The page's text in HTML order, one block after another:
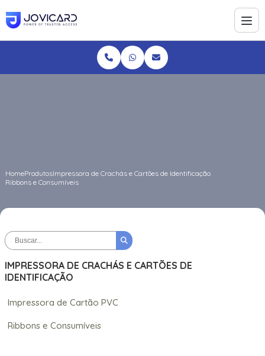
HomeProdutosImpressora de Crachás e Cartões de Identificação
Ribbons e Consumíveis
IMPRESSORA DE CRACHÁS E CARTÕES DE
IDENTIFICAÇÃO
Impressora de Cartão PVC
Ribbons e Consumíveis